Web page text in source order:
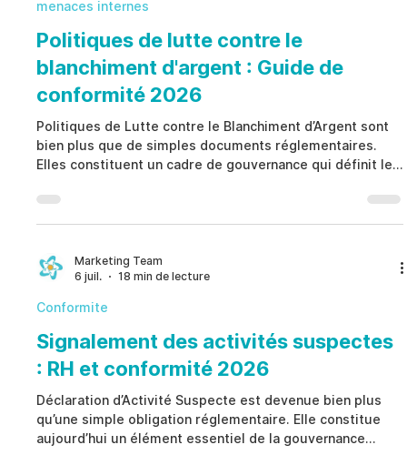
menaces internes
Politiques de lutte contre le
blanchiment d'argent : Guide de
conformité 2026
Politiques de Lutte contre le Blanchiment d’Argent sont
bien plus que de simples documents réglementaires.
Elles constituent un cadre de gouvernance qui définit les
favorise une prise de décision éthique dans toute
l’organisation. Plutôt que de s’appuyer uniquement sur
réglementaires, Politiques de Lutte contre le
Blanchiment d’Argent établissent des mécanismes clairs
Marketing Team
6 juil.
18 min de lecture
Conformite
Signalement des activités suspectes
: RH et conformité 2026
Déclaration d’Activité Suspecte est devenue bien plus
qu’une simple obligation réglementaire. Elle constitue
aujourd’hui un élément essentiel de la gouvernance